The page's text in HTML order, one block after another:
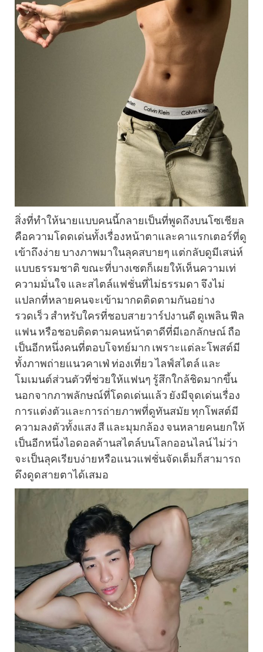
สิ่งที่ทำให้นายแบบคนนี้กลายเป็นที่พูดถึงบนโซเชียล
คือความโดดเด่นทั้งเรื่องหน้าตาและคาแรกเตอร์ที่ดู
เข้าถึงง่าย บางภาพมาในลุคสบายๆ แต่กลับดูมีเสน่ห์
แบบธรรมชาติ ขณะที่บางเซตก็เผยให้เห็นความเท่
ความมั่นใจ และสไตล์แฟชั่นที่ไม่ธรรมดา จึงไม่
แปลกที่หลายคนจะเข้ามากดติดตามกันอย่าง
รวดเร็ว สำหรับใครที่ชอบสายวาร์ปงานดี ดูเพลิน ฟีล
แฟน หรือชอบติดตามคนหน้าตาดีที่มีเอกลักษณ์ ถือ
เป็นอีกหนึ่งคนที่ตอบโจทย์มาก เพราะแต่ละโพสต์มี
ทั้งภาพถ่ายแนวคาเฟ่ ท่องเที่ยว ไลฟ์สไตล์ และ
โมเมนต์ส่วนตัวที่ช่วยให้แฟนๆ รู้สึกใกล้ชิดมากขึ้น
นอกจากภาพลักษณ์ที่โดดเด่นแล้ว ยังมีจุดเด่นเรื่อง
การแต่งตัวและการถ่ายภาพที่ดูทันสมัย ทุกโพสต์มี
ความลงตัวทั้งแสง สี และมุมกล้อง จนหลายคนยกให้
เป็นอีกหนึ่งไอดอลด้านสไตล์บนโลกออนไลน์ ไม่ว่า
จะเป็นลุคเรียบง่ายหรือแนวแฟชั่นจัดเต็มก็สามารถ
ดึงดูดสายตาได้เสมอ